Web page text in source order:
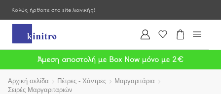
Καλώς ήρθατε στο site λιανικής!
Άμεση αποστολή με Box Now μόνο με 2€
Αρχική σελίδα Πέτρες - Χάντρες
Μαργαριτάρια
Σειρές Μαργαριταριών